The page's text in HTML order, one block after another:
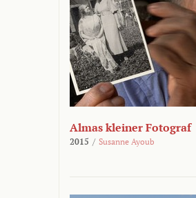
Almas kleiner Fotograf
2015 / Susanne Ayoub